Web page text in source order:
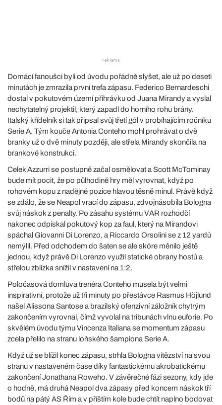
Domácí fanoušci byli od úvodu pořádně slyšet, ale už po deseti
minutách je zmrazila první trefa zápasu. Federico Bernardeschi
dostal v pokutovém území přihrávku od Juana Mirandy a vyslal
nechytatelný projektil, který zapadl do horního rohu brány.
Italský křídelník si tak připsal svůj třetí gól v probíhajícím ročníku
Serie A. Tým kouče Antonia Conteho mohl prohrávat o dvě
branky už o dvě minuty později, ale střela Mirandy skončila na
brankové konstrukci.
Celek Azzurri se postupně začal osmělovat a Scott McTominay
bude mít pocit, že po půlhodině hry měl vyrovnat, když po
rohovém kopu z nadějné pozice hlavou těsně minul. Právě když
se zdálo, že se Neapol vrací do zápasu, zdvojnásobila Bologna
svůj náskok z penalty. Po zásahu systému VAR rozhodčí
nakonec odpískal pokutový kop za faul, který na Mirandovi
spáchal Giovanni Di Lorenzo, a Riccardo Orsolini se z 12 yardů
nemýlil. Před odchodem do šaten se ale skóre měnilo ještě
jednou, když právě Di Lorenzo využil statické obrany hostů a
střelou zblízka snížil v nastavení na 1:2.
Poločasová domluva trenéra Conteho musela být velmi
inspirativní, protože už tři minuty po přestávce Rasmus Höjlund
našel Alissona Santose a brazilský ofenzivní záložník chytrým
zakončením vyrovnal, čímž vyvolal na tribunách vlnu euforie. Po
skvělém úvodu týmu Vincenza Italiana se momentum zápasu
zcela přelilo na stranu loňského šampiona Serie A.
Když už se blížil konec zápasu, strhla Bologna vítězství na svou
stranu v nastaveném čase díky fantastickému akrobatickému
zakončení Jonathana Roweho. V závěrečné fázi sezony, kdy jde
o hodně, má druhá Neapol dva zápasy před koncem náskok tří
bodů na pátý AS Řím a v příštím kole bude chtít naplno bodovat